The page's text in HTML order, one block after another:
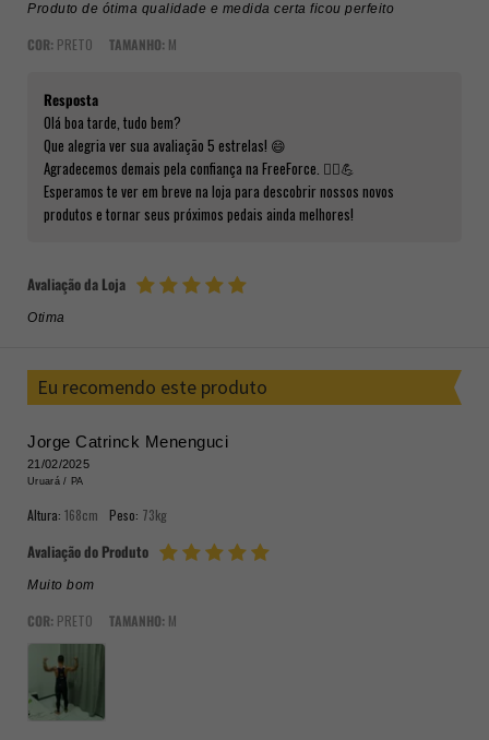
Produto de ótima qualidade e medida certa ficou perfeito
COR: PRETO TAMANHO: M
Resposta
Olá boa tarde, tudo bem?
Que alegria ver sua avaliação 5 estrelas! 😄
Agradecemos demais pela confiança na FreeForce. 🚴‍♂️💪
Esperamos te ver em breve na loja para descobrir nossos novos
produtos e tornar seus próximos pedais ainda melhores!
Avaliação da Loja
Otima
Eu recomendo este produto
Jorge Catrinck Menenguci
21/02/2025
Uruará / PA
Altura: 168cm Peso: 73kg
Avaliação do Produto
Muito bom
COR: PRETO TAMANHO: M